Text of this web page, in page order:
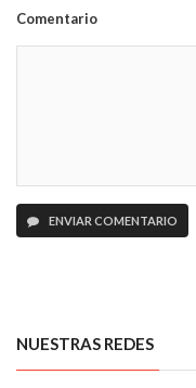
Comentario
ENVIAR COMENTARIO
NUESTRAS REDES